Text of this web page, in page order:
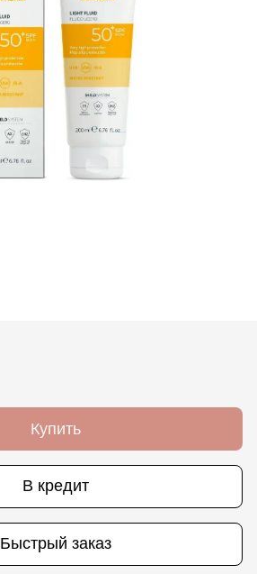
Купить
В кредит
Быстрый заказ